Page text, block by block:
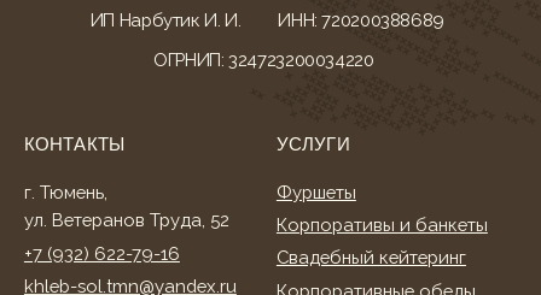
МЕНЮ БЛЮД
Свадебное меню
Фуршетное меню
Банкетное меню
ДОКУМЕНТАЦИЯ
Конфиденциальность
Согласие на рассылку
Разработка сайта